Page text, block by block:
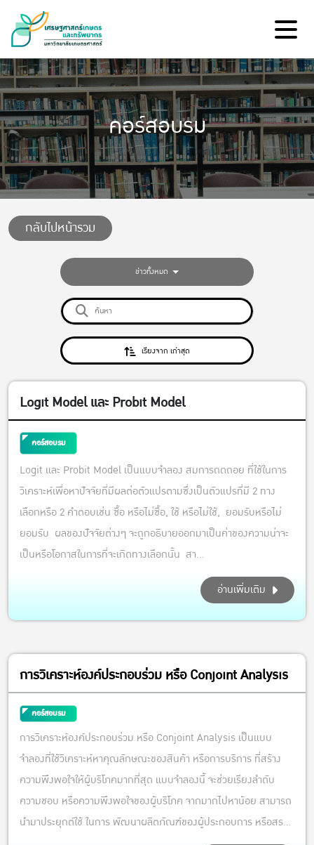
คอร์สอบรม
กลับไปหน้ารวม
ข่าวทั้งหมด
เรียงจาก เก่าสุด
Logit Model และ Probit Model
คอร์สอบรม
Logit และ Probit Model เป็นแบบจำลอง สมการถดถอย ที่ใช้ในการ
วิเคราะห์เพื่อหาปัจจัยที่มีผลต่อตัวแปรตามซึ่งเป็นตัวแปรที่มี 2 ทาง
เลือกหรือ 2 คำตอบเช่น ซื้อ หรือไม่ซื้อ, ใช้ หรือไม่ใช้, ยอมรับหรือไม่
ยอมรับ ผลของปัจจัยต่างๆ จะถูกอธิบายออกมาเป็นค่าของความน่าจะ
เป็นหรือโอกาสในการที่จะเกิดทางเลือกนั้น สา...
อ่านเพิ่มเติม
การวิเคราะห์องค์ประกอบร่วม หรือ Conjoint Analysis
คอร์สอบรม
การวิเคราะห์องค์ประกอบร่วม หรือ Conjoint Analysis เป็นแบบ
จำลองที่ใช้วิเคราะห์หาคุณลักษณะของสินค้า หรือการบริการ ที่สร้าง
ความพึงพอใจให้ผู้บริโภคมากที่สุด แบบจำลองนี้ จะช่วยเรียงลำดับ
ความชอบ หรือความพึงพอใจของผู้บริโภค จากมากไปหาน้อย สามารถ
นำมาประยุกต์ใช้ ในการ พัฒนาผลิตภัณฑ์ของผู้ประกอบการ หรือสร...